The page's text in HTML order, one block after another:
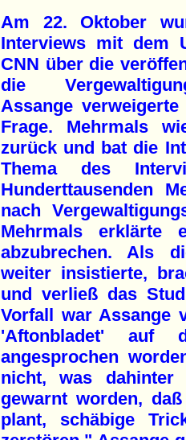
Am 22. Oktober
Interviews mit dem
CNN über die
die
Assange
Frage. Mehrmals
zurück und bat die
Thema des
Hunderttausenden
nach
Mehrmals erklärte
abzubrechen. Als
weiter insistierte,
und verließ das
Vorfall war Assange
'Aftonbladet' auf
angesprochen
nicht, was
gewarnt worden,
plant, schäbige